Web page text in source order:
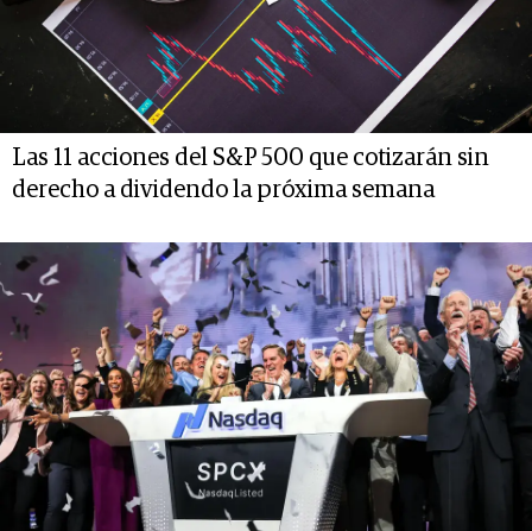
Las 11 acciones del S&P 500 que cotizarán sin
derecho a dividendo la próxima semana